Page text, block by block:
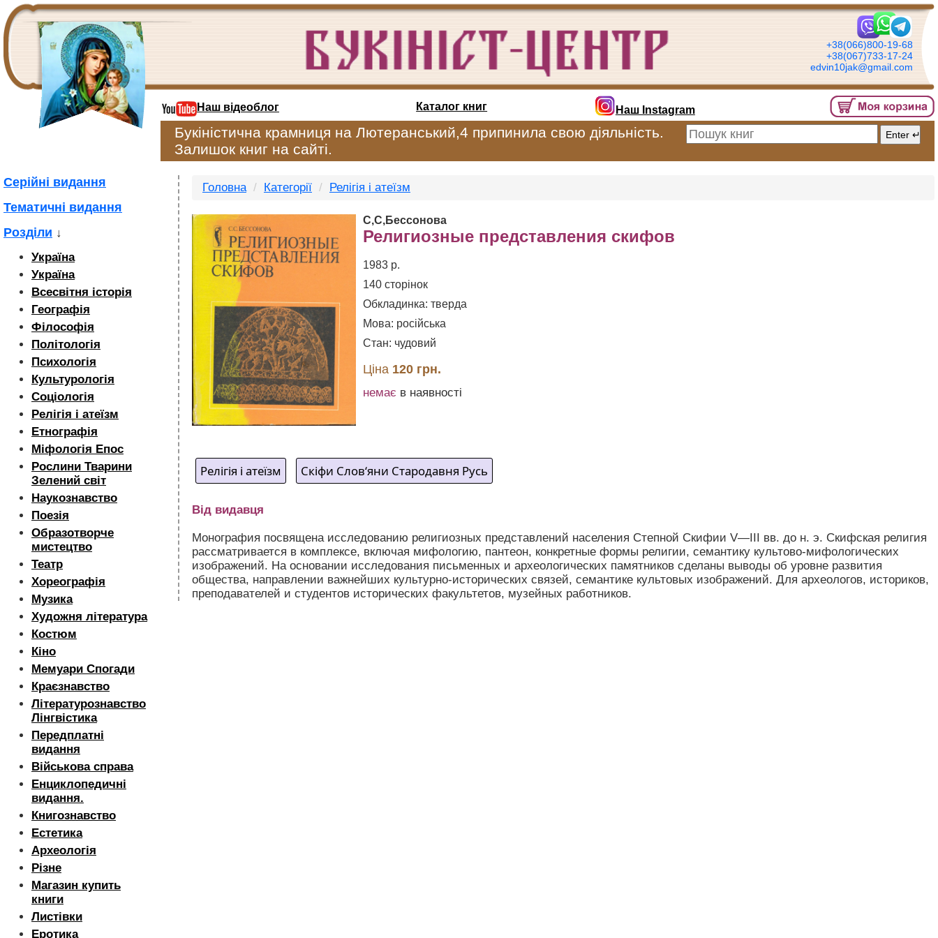
+38(066)800-19-68
+38(067)733-17-24
edvin10jak@gmail.com
Наш відеоблог Каталог книг Наш Instagram
Букіністична крамниця на Лютеранський,4 припинила свою діяльність.
Залишок книг на сайті.
Серійні видання
Тематичні видання
Розділи ↓
Україна
Україна
Всесвітня історія
Географія
Філософія
Політологія
Психологія
Культурологія
Соціологія
Релігія і атеїзм
Етнографія
Міфологія Епос
Рослини Тварини
Зелений світ
Наукознавство
Поезія
Образотворче
мистецтво
Театр
Хореографія
Музика
Художня література
Костюм
Кіно
Мемуари Спогади
Краєзнавство
Літературознавство
Лінгвістика
Передплатні
видання
Військова справа
Енциклопедичні
видання.
Книгознавство
Естетика
Археологія
Різне
Магазин купить
книги
Листівки
Еротика
Головна Категорії Релігія і атеїзм
С,С,Бессонова
Религиозные представления скифов
1983 р.
140 сторінок
Обкладинка: тверда
Мова: російська
Стан: чудовий
Ціна 120 грн.
немає в наявності
Релігія і атеїзм Скіфи Слов‘яни Стародавня Русь
Від видавця
Монография посвящена исследованию религиозных представлений населения Степной Скифии V—III вв. до н. э. Скифская религия
рассматривается в комплексе, включая мифологию, пантеон, конкретные формы религии, семантику культово-мифологических
изображений. На основании исследования письменных и археологических памятников сделаны выводы об уровне развития
общества, направлении важнейших культурно-исторических связей, семантике культовых изображений. Для археологов, историков,
преподавателей и студентов исторических факультетов, музейных работников.